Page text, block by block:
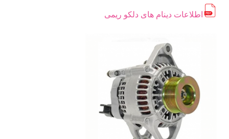
اطلاعات دینام های دلکو ریمی